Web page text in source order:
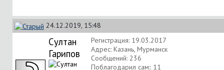
24.12.2019, 15:48
Султан
Гарипов
Регистрация: 19.03.2017
Адрес: Казань, Мурманск
Сообщений: 236
Поблагодарил сам:: 11